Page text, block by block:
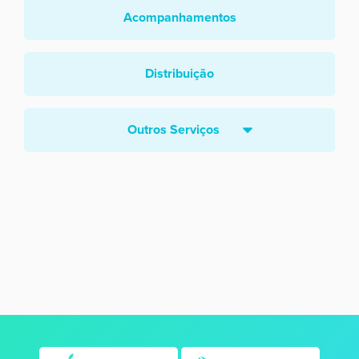
Acompanhamentos
Distribuição
Outros Serviços